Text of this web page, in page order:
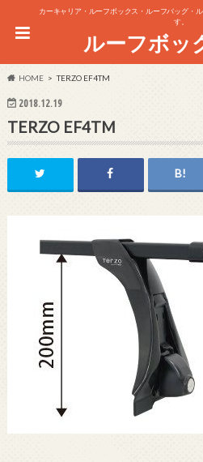
カーキャリア・ルーフボックス・ルーフバッグ・
す。
ルーフボッ
HOME TERZO EF4TM
2018.12.19
TERZO EF4TM